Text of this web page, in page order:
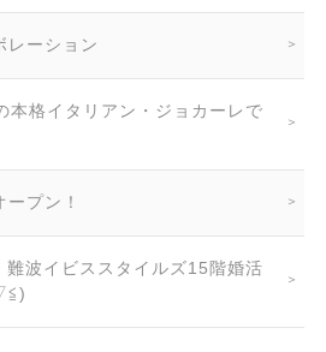
レーション
本格イタリアン・ジョカーレで
プン！
波イビススタイルズ15階婚活